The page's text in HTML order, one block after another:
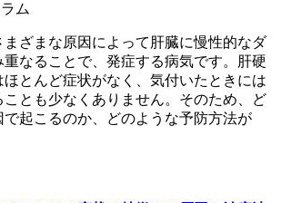
ム
まざまな原因によって肝臓に慢性的なダ
重なることで、発症する病気です。肝硬
とんど症状がなく、気付いたときには
ことも少なくありません。そのため、ど
で起こるのか、どのような予防方法が